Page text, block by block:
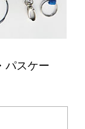
パスケー